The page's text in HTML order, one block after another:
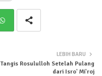
tsa
LEBIH BARU
Tangis Rosululloh Setelah Pulang
dari Isro' Mi'roj